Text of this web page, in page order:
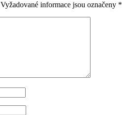
Vyžadované informace jsou označeny *